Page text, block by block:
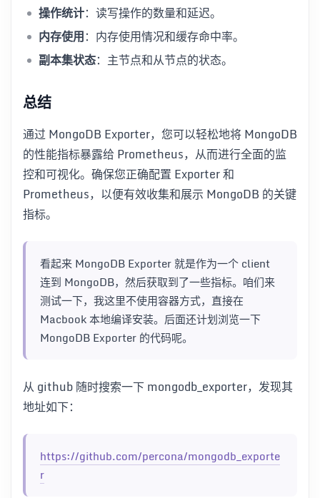
操作统计：读写操作的数量和延迟。
内存使用：内存使用情况和缓存命中率。
副本集状态：主节点和从节点的状态。
总结
通过 MongoDB Exporter，您可以轻松地将 MongoDB
的性能指标暴露给 Prometheus，从而进行全面的监
控和可视化。确保您正确配置 Exporter 和
Prometheus，以便有效收集和展示 MongoDB 的关键
指标。
看起来 MongoDB Exporter 就是作为一个 client
连到 MongoDB，然后获取到了一些指标。咱们来
测试一下，我这里不使用容器方式，直接在
Macbook 本地编译安装。后面还计划浏览一下
MongoDB Exporter 的代码呢。
从 github 随时搜索一下 mongodb_exporter，发现其
地址如下：
https://github.com/percona/mongodb_exporte
r